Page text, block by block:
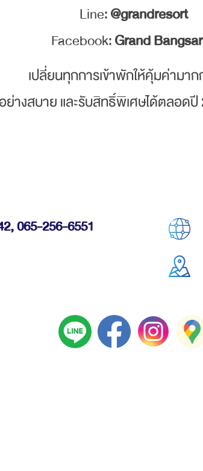
Line:@grandresort
Facebook:Grand
เปลี่ยนทุกการเข้าพักให้คุ้มค่ามาก
างสบาย และรับสิทธิ์พิเศษได้ตลอดปี
065-256-6551